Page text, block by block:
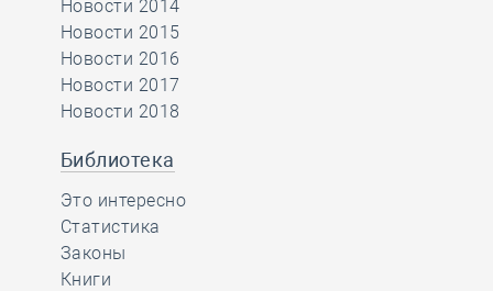
Новости 2014
Новости 2015
Новости 2016
Новости 2017
Новости 2018
Библиотека
Это интересно
Статистика
Законы
Книги